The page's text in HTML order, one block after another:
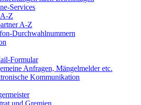
Services
Z
A-Z
Durchwahlnummern
Formular
Anfragen, Mängelmelder etc.
Kommunikation
und Gremien